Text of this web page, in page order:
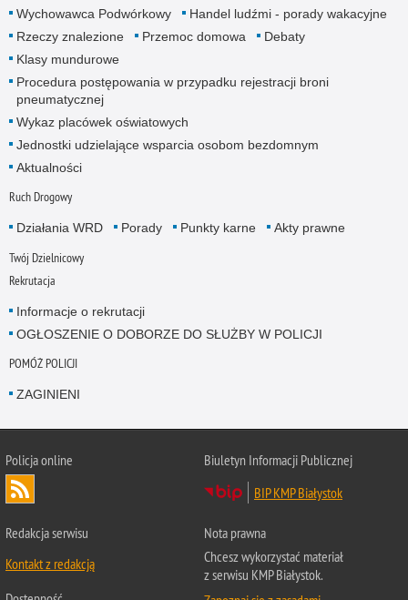
Wychowawca Podwórkowy
Handel ludźmi - porady wakacyjne
Rzeczy znalezione
Przemoc domowa
Debaty
Klasy mundurowe
Procedura postępowania w przypadku rejestracji broni
pneumatycznej
Wykaz placówek oświatowych
Jednostki udzielające wsparcia osobom bezdomnym
Aktualności
Ruch Drogowy
Działania WRD Porady Punkty karne Akty prawne
Twój Dzielnicowy
Rekrutacja
Informacje o rekrutacji
OGŁOSZENIE O DOBORZE DO SŁUŻBY W POLICJI
POMÓŻ POLICJI
ZAGINIENI
Policja online
Biuletyn Informacji Publicznej
BIP KMP Białystok
Redakcja serwisu
Kontakt z redakcją
Nota prawna
Chcesz wykorzystać materiał
z serwisu KMP Białystok.